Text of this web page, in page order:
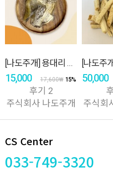
[나도주개] 용대리 황태 수제 애견 간식 콜라겐껍질(대용량 125g)
15,000₩ 17,600₩ 15%
후기 2
주식회사 나도주개
50,000₩
주식회
CS Center
033-749-3320